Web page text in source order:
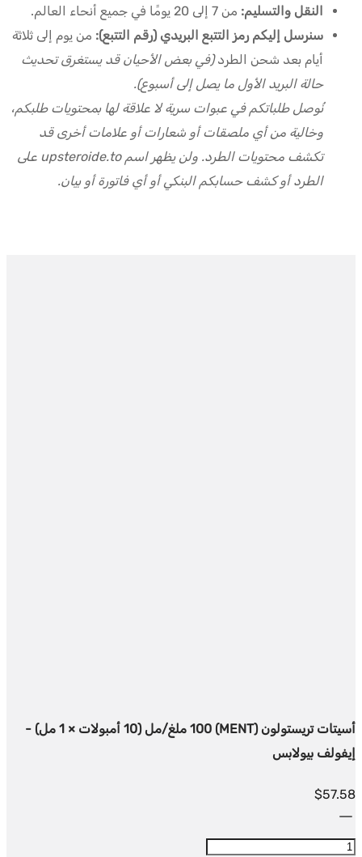
النقل والتسليم: من 7 إلى 20 يومًا في جميع أنحاء العالم.
سنرسل إليكم رمز التتبع البريدي (رقم التتبع): من يوم إلى ثلاثة
أيام بعد شحن الطرد(في بعض الأحيان قد يستغرق تحديث
حالة البريد الأول ما يصل إلى أسبوع).
نُوصل طلباتكم في عبوات سرية لا علاقة لها بمحتويات طلبكم،
وخالية من أي ملصقات أو شعارات أو علامات أخرى قد
تكشف محتويات الطرد. ولن يظهر اسم upsteroide.to على
الطرد أو كشف حسابكم البنكي أو أي فاتورة أو بيان.
أسيتات تريستولون (MENT) 100 ملغ/مل (10 أمبولات × 1 مل) -
إيفولف بيولابس
$57.58
Trestolone